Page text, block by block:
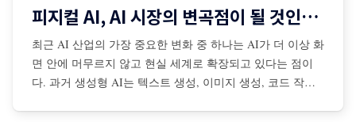
피지컬 AI, AI 시장의 변곡점이 될 것인가?
최근 AI 산업의 가장 중요한 변화 중 하나는 AI가 더 이상 화
면 안에 머무르지 않고 현실 세계로 확장되고 있다는 점이
다. 과거 생성형 AI는 텍스트 생성, 이미지 생성, 코드 작성,